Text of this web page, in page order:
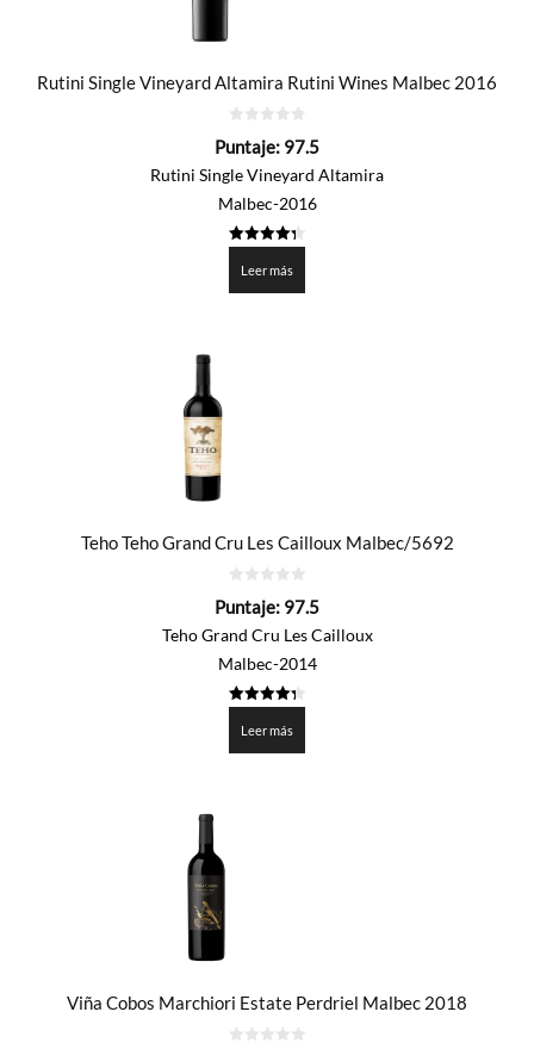
Rutini Single Vineyard Altamira Rutini Wines Malbec 2016
de
Puntaje: 97.5
Rutini Single Vineyard Altamira
Malbec-2016
de 5
Leer más
Teho Teho Grand Cru Les Cailloux Malbec/5692
de
Puntaje: 97.5
Teho Grand Cru Les Cailloux
Malbec-2014
de 5
Leer más
Viña Cobos Marchiori Estate Perdriel Malbec 2018